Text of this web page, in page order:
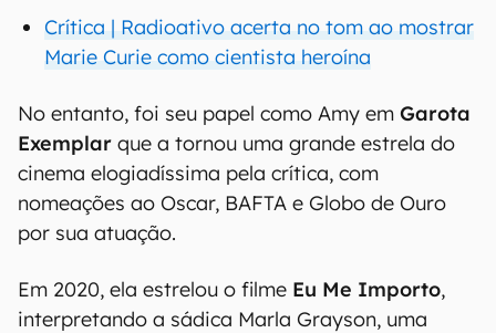
Crítica | Radioativo acerta no tom ao mostrar
Marie Curie como cientista heroína
No entanto, foi seu papel como Amy em Garota
Exemplar que a tornou uma grande estrela do
cinema elogiadíssima pela crítica, com
nomeações ao Oscar, BAFTA e Globo de Ouro
por sua atuação.
Em 2020, ela estrelou o filme Eu Me Importo,
interpretando a sádica Marla Grayson, uma